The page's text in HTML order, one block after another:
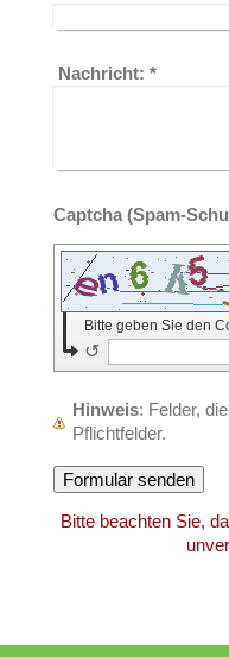
Nachricht: *
Bitte geben Sie den
↺
Hinweis : Felder,
Pflichtfelder.
Bitte beachten Sie,